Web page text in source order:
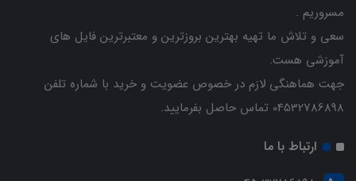
مسروریم .
سعی و تلاش ما تهیه بهترین بروزترین و معتبرترین فایل های
آموزشی هست.
جهت هماهنگی لازم در خصوص عضویت و خرید با شماره تلفن
04532786898 تماس حاصل بفرمایید.
ارتباط با ما